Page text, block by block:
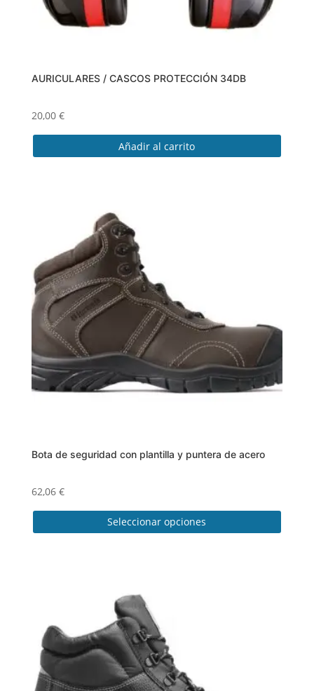
AURICULARES / CASCOS PROTECCIÓN 34DB
20,00 €
Añadir al carrito
Bota de seguridad con plantilla y puntera de acero
62,06 €
Seleccionar opciones
opciones
se
pueden
elegir